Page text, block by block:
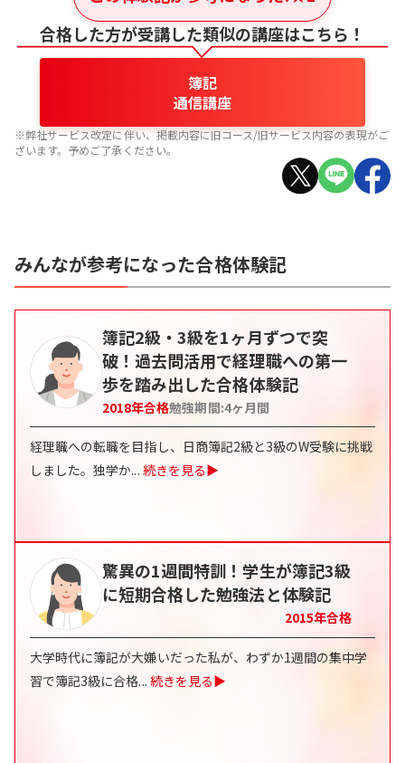
合格した方が受講した類似の講座はこちら！
簿記
通信講座
※弊社サービス改定に伴い、掲載内容に旧コース/旧サービス内容の表現がご
ざいます。予めご了承ください。
みんなが参考になった合格体験記
簿記2級・3級を1ヶ月ずつで突
破！過去問活用で経理職への第一
歩を踏み出した合格体験記
2018年合格勉強期間:4ヶ月間
経理職への転職を目指し、日商簿記2級と3級のW受験に挑戦
しました。独学か... 続きを見る▶
驚異の1週間特訓！学生が簿記3級
に短期合格した勉強法と体験記
2015年合格
大学時代に簿記が大嫌いだった私が、わずか1週間の集中学
習で簿記3級に合格... 続きを見る▶